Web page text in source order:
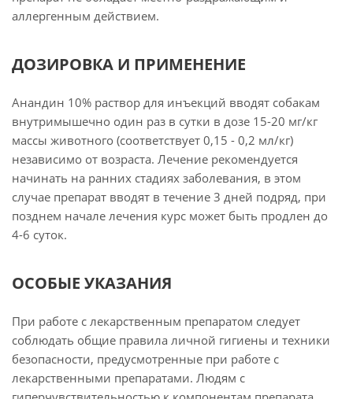
аллергенным действием.
ДОЗИРОВКА И ПРИМЕНЕНИЕ
Анандин 10% раствор для инъекций вводят собакам
внутримышечно один раз в сутки в дозе 15-20 мг/кг
массы животного (соответствует 0,15 - 0,2 мл/кг)
независимо от возраста. Лечение рекомендуется
начинать на ранних стадиях заболевания, в этом
случае препарат вводят в течение 3 дней подряд, при
позднем начале лечения курс может быть продлен до
4-6 суток.
ОСОБЫЕ УКАЗАНИЯ
При работе с лекарственным препаратом следует
соблюдать общие правила личной гигиены и техники
безопасности, предусмотренные при работе с
лекарственными препаратами. Людям с